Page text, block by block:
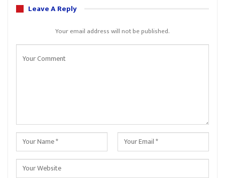
Leave A Reply
Your email address will not be published.